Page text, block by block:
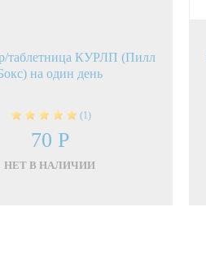
таблетница КУРЛП (Пилл
на один день
(1)
70 Р
НЕТ В НАЛИЧИИ